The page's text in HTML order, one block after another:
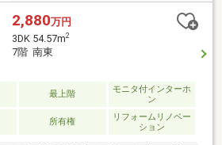
2,880万円
3DK 54.57m2
7階 南東
最上階
モニタ付インターホ
ン
所有権
リフォームリノベー
ション